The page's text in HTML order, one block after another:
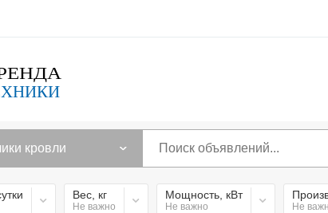
кровли
Вес, кг
Не важно
Мощность, кВт
Не важно Не